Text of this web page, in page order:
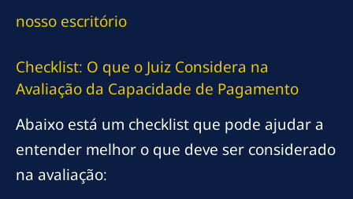
nosso escritório
Checklist: O que o Juiz Considera na
Avaliação da Capacidade de Pagamento
Abaixo está um checklist que pode ajudar a
entender melhor o que deve ser considerado
na avaliação: